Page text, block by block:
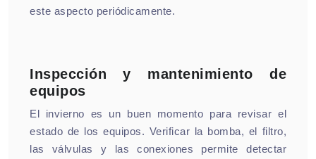
este aspecto periódicamente.
Inspección y mantenimiento de
equipos
El invierno es un buen momento para revisar el
estado de los equipos. Verificar la bomba, el filtro,
las válvulas y las conexiones permite detectar